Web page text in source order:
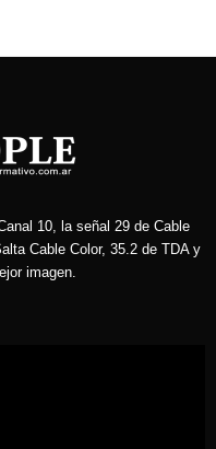
10, la señal 29 de Cable
Cable Color, 35.2 de TDA y
imagen.